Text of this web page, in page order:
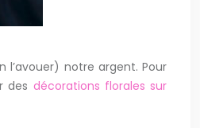
notre argent. Pour
des décorations florales sur